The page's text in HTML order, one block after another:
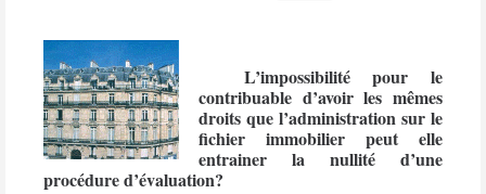
L’impossibilité pour le
contribuable d’avoir les mêmes
droits que l’administration sur le
fichier immobilier peut elle
entrainer la nullité d’une
procédure d’évaluation?